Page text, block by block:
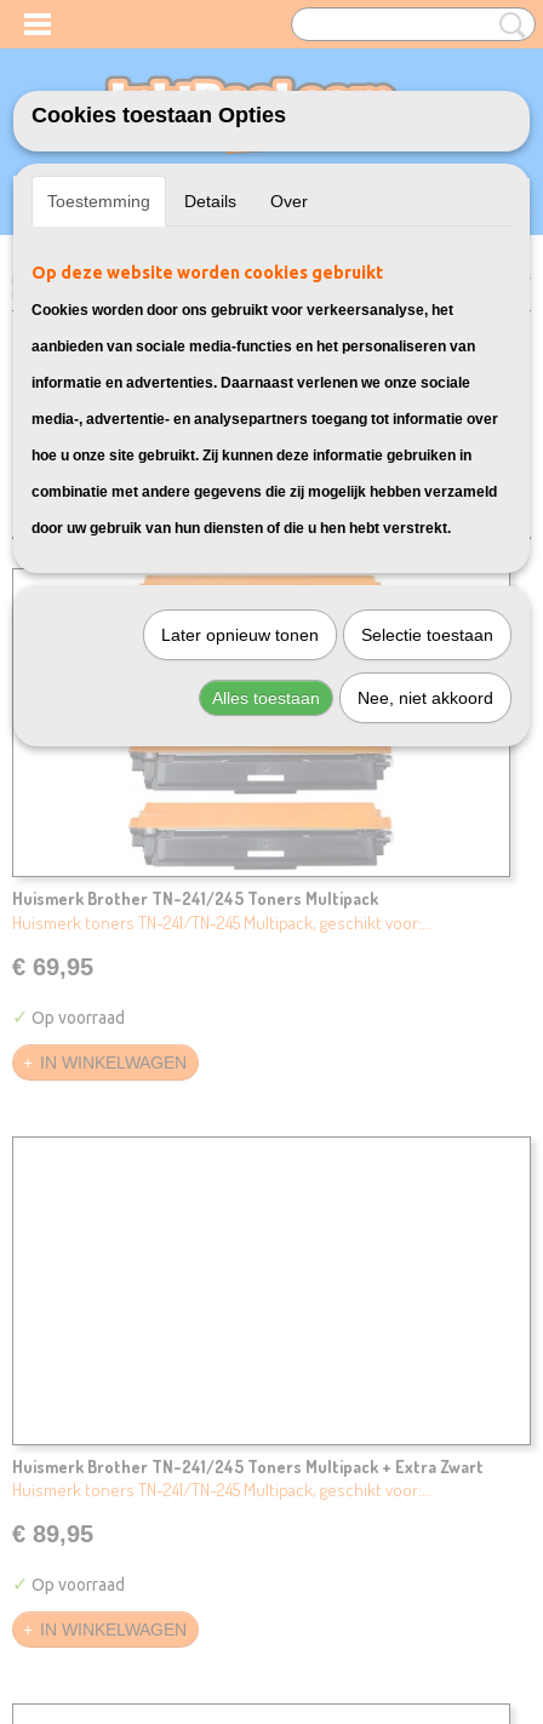
Inloggen Registreren
UW WINKELWAGEN
Home>Toners>TN-241/245 Toners voor Brother> Toners voor Brother
Bekijk toners voor de Brother MFC-
9340CDW:
Huismerk Brother TN-241/245 Toners Multipack
Huismerk toners TN-241/TN-245 Multipack, geschikt voor:…
€ 69,95
✓ Op voorraad
IN WINKELWAGEN
Huismerk Brother TN-241/245 Toners Multipack + Extra Zwart
Huismerk toners TN-241/TN-245 Multipack, geschikt voor:…
€ 89,95
✓ Op voorraad
IN WINKELWAGEN
Cookies toestaan Opties
Toestemming Details Over
Op deze website worden cookies gebruikt
Cookies worden door ons gebruikt voor verkeersanalyse, het
aanbieden van sociale media-functies en het personaliseren van
informatie en advertenties. Daarnaast verlenen we onze sociale
media-, advertentie- en analysepartners toegang tot informatie over
hoe u onze site gebruikt. Zij kunnen deze informatie gebruiken in
combinatie met andere gegevens die zij mogelijk hebben verzameld
door uw gebruik van hun diensten of die u hen hebt verstrekt.
Later opnieuw tonen Selectie toestaan
Alles toestaan Nee, niet akkoord